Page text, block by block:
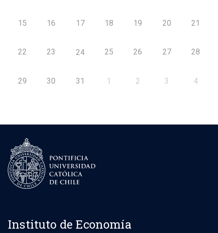
15 16 17 18 19 20 21
22 23 24 25 26 27 28
29 30 31 1 2 3 4
Instituto de Economía